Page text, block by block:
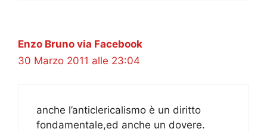
Enzo Bruno via Facebook
30 Marzo 2011 alle 23:04
anche l’anticlericalismo è un diritto
fondamentale,ed anche un dovere.